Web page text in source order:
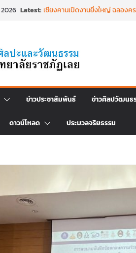
Latest: เชียงคานเปิดงานยิ่งใหญ่ ฉลอง
พระเจ้าลูกเธอ เจ้าฟ้าพัชรกิติยาภ
สิริพัชร มหาวัชรราชธิดา วันที่ ๒๓
พิธีสวดพระพุทธมนต์เพื่อถวายเป็น
พิธีบำเพ็ญกุศล ทำบุญตักบาตร เ
วาร) แห่งการสิ้นพระชนม์ สมเด็จพ
ศิลปะภาพพิมพ์ฯ ระหว่างวันที่ 22
ข่าวประชาสัมพันธ์ ข่าวศิลปวัฒนธ
ดาวน์โหลด ประมวลจริยธรรม